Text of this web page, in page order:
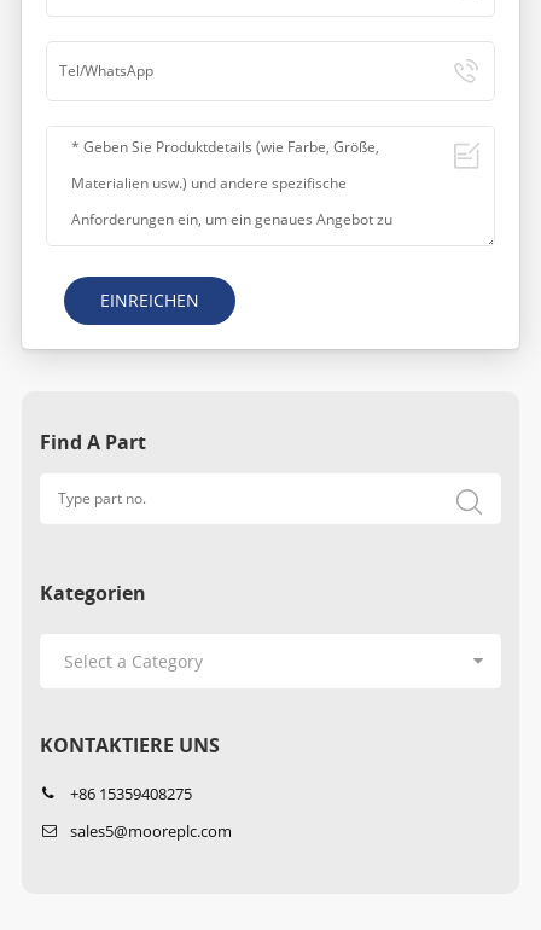
EINREICHEN
Find A Part
Kategorien
KONTAKTIERE UNS
+86 15359408275
sales5@mooreplc.com